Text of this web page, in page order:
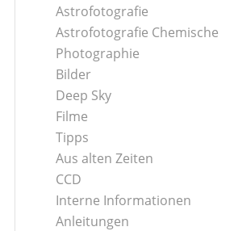
Astrofotografie
Astrofotografie Chemische
Photographie
Bilder
Deep Sky
Filme
Tipps
Aus alten Zeiten
CCD
Interne Informationen
Anleitungen